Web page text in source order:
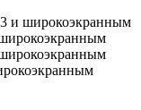
и широкоэкранным